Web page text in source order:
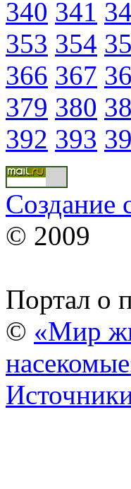
340 341
353 354
366 367
379 380
392 393
Создание
© 2009
Портал о
© «Мир